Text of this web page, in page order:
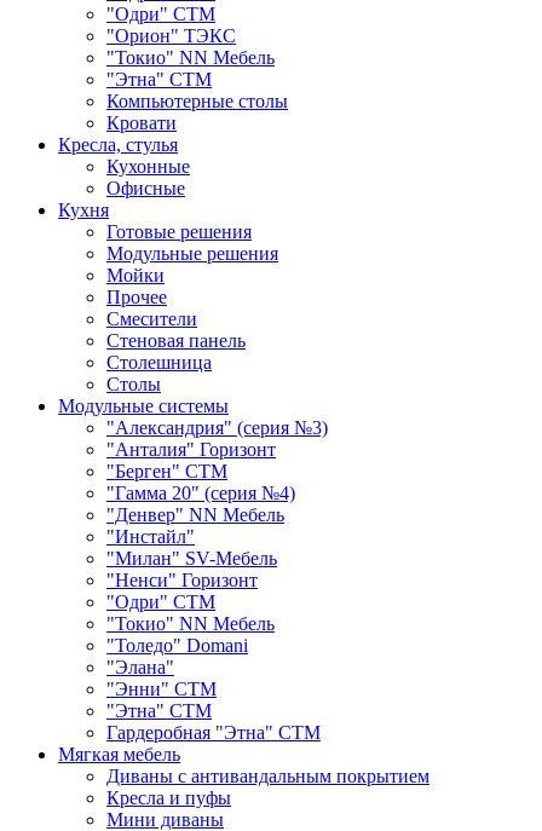
"Одри" СТМ
"Орион" ТЭКС
"Токио" NN Мебель
"Этна" СТМ
Компьютерные столы
Кровати
Кресла, стулья
Кухонные
Офисные
Кухня
Готовые решения
Модульные решения
Мойки
Прочее
Смесители
Стеновая панель
Столешница
Столы
Модульные системы
"Александрия" (серия №3)
"Анталия" Горизонт
"Берген" СТМ
"Гамма 20" (серия №4)
"Денвер" NN Мебель
"Инстайл"
"Милан" SV-Мебель
"Ненси" Горизонт
"Одри" СТМ
"Токио" NN Мебель
"Толедо" Domani
"Элана"
"Энни" СТМ
"Этна" СТМ
Гардеробная "Этна" СТМ
Мягкая мебель
Диваны с антивандальным покрытием
Кресла и пуфы
Мини диваны